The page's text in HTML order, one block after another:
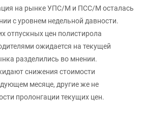
на рынке УПС/М и ПСС/М осталась
с уровнем недельной давности.
отпускных цен полистирола
ожидается на текущей
разделились во мнении.
снижения стоимости
месяце, другие же не
пролонгации текущих цен.